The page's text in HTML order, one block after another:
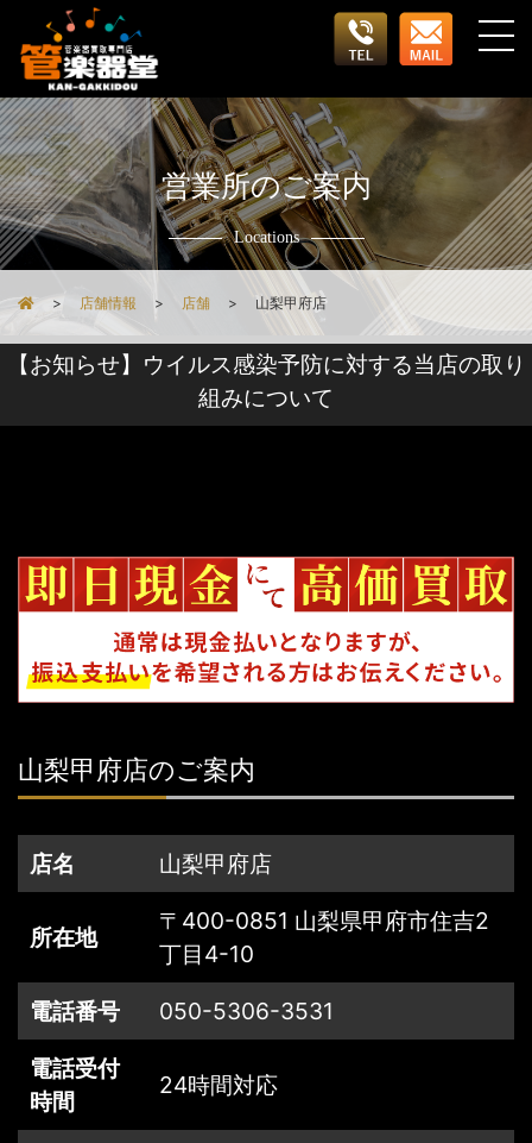
店舗情報 店舗 山梨甲府店
営業所のご案内
Locations
【お知らせ】ウイルス感染予防に対する当店の取り
組みについて
山梨甲府店のご案内
店名 山梨甲府店
所在地
〒400-0851 山梨県甲府市住吉2
丁目4-10
電話番号
050-5306-3531
電話受付
時間
24時間対応